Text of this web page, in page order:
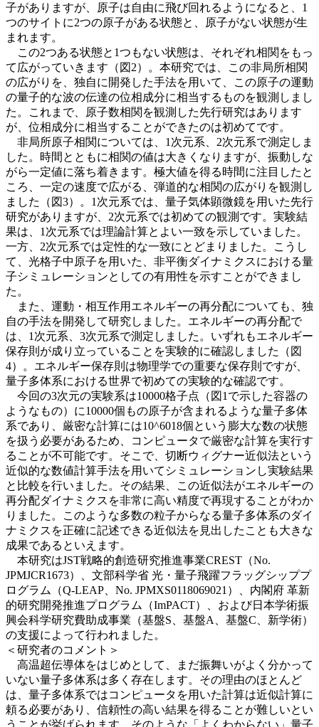
子がありますが、原子は自由に飛び回れるようになると、1
つのサイトに2つの原子がある状態と、原子がない状態が生
まれます。
この2つある状態と1つもない状態は、それぞれ相関をもっ
て広がっていきます（図2）。本研究では、この非局所相関
の広がりを、独自に開発した手法を用いて、この原子の運動
の量子的な波の伝達の位相成分に相当するものを観測しまし
た。これまで、原子数相関を観測した先行研究はあります
が、位相成分に相当することができたのは初めてです。
非局所原子相関については、1次元系、2次元系で測定しま
した。時間とともに相関の値は大きくなりますが、振動しな
がら一定値に落ち着きます。極大値を得る時間に注目したと
ころ、一定の速度で広がる、弾道的な相関の広がりを観測し
ました（図3）。1次元系では、量子気体顕微鏡を用いた先行
研究がありますが、2次元系では初めての観測です。実験結
果は、1次元系では理論計算とよい一致を示していました。
一方、2次元系では定性的な一致にとどまりました。こうし
て、光格子中原子を用いた、非平衡ダイナミクスにおける量
子シミュレーションとしての有用性を示すことができまし
た。
また、運動・相互作用エネルギーの再分配についても、独
自の手法を開発して研究しました。エネルギーの再分配で
は、1次元系、3次元系で測定しました。いずれもエネルギー
保存則が成り立っていることを実験的に確認しました（図
4）。エネルギー保存則は物理学での重要な保存則ですが、
量子多体系における世界で初めての実験的な確認です。
今回の3次元の実験系は10000格子点（図1で示した容器の
ようなもの）に10000個もの原子が含まれるような量子多体
系であり、厳密な計算には10^6018個という膨大な数の状態
を扱う必要があるため、コンピュータで厳密な計算を実行す
ることが不可能です。そこで、切断ウィグナー近似法という
近似的な数値計算手法を用いてシミュレーションし実験結果
と比較を行いました。その結果、この近似法がエネルギーの
再分配ダイナミクスを非常に高い精度で再現することがわか
りました。このような多数の粒子からなる量子多体系のダイ
ナミクスを正確に記述できる近似法を見出したことも大きな
成果であるといえます。
本研究はJST戦略的創造研究推進事業CREST（No.
JPMJCR1673）、文部科学省 光・量子飛躍フラッグシッププ
ログラム（Q-LEAP、No. JPMXS0118069021）、内閣府 革新
的研究開発推進プログラム（ImPACT）、および日本学術振
興会科学研究費助成事業（基盤S、基盤A、基盤C、新学術）
の支援によって行われました。
＜研究者のコメント＞
高温超伝導体をはじめとして、まだ振舞いがよく分かって
いない量子多体系は多く存在します。その理由のほとんど
は、量子多体系ではコンピュータを用いた計算は近似計算に
頼る必要があり、信頼性の高い結果を得ることが難しいとい
うことが挙げられます。そのような「よくわからない」量子